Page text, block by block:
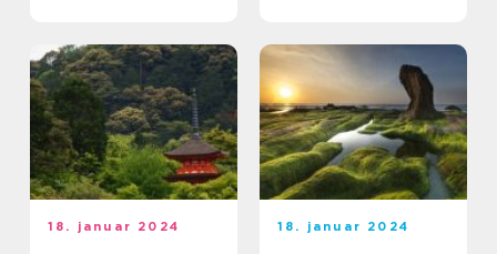
18. januar 2024 18. januar 2024